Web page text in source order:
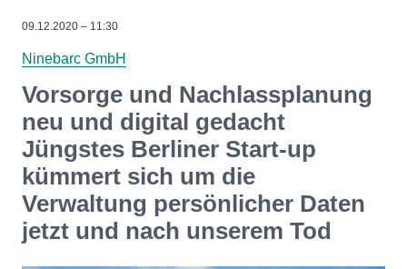
09.12.2020 – 11:30
Ninebarc GmbH
Vorsorge und Nachlassplanung
neu und digital gedacht
Jüngstes Berliner Start-up
kümmert sich um die
Verwaltung persönlicher Daten
jetzt und nach unserem Tod